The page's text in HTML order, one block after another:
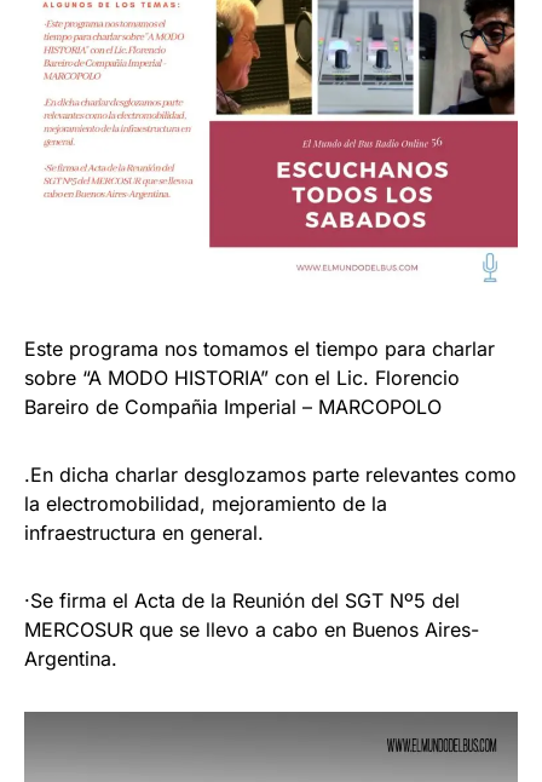
Este programa nos tomamos el tiempo para charlar
sobre “A MODO HISTORIA” con el Lic. Florencio
Bareiro de Compañia Imperial – MARCOPOLO
.En dicha charlar desglozamos parte relevantes como
la electromobilidad, mejoramiento de la
infraestructura en general.
·Se firma el Acta de la Reunión del SGT Nº5 del
MERCOSUR que se llevo a cabo en Buenos Aires-
Argentina.